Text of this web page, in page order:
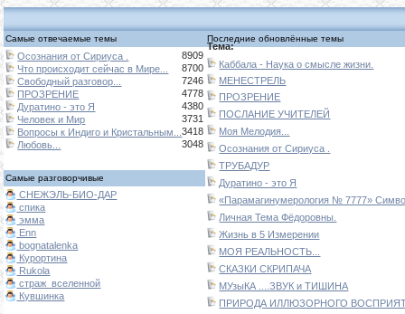
Самые отвечаемые темы Последние обновлённые темы
Осознания от Сириуса .
8909
Что происходит сейчас в Мире...
8700
Свободный разговор...
7246
ПРОЗРЕНИЕ
4778
Дуратино - это Я
4380
Человек и Мир
3731
Вопросы к Индиго и Кристальным...3418
Любовь...
3048
Тема:
Каббала - Наука о смысле жизни.
МЕНЕСТРЕЛЬ
ПРОЗРЕНИЕ
ПОСЛАНИЕ УЧИТЕЛЕЙ
Моя Мелодия...
Осознания от Сириуса .
ТРУБАДУР
Дуратино - это Я
«Парамагинумерология № 7777»
Личная Тема Фёдоровны.
Жизнь в 5 Измерении
МОЯ РЕАЛЬНОСТЬ...
СКАЗКИ СКРИПАЧА
МУзыКА ....ЗВУК и ТИШИНА
ПРИРОДА ИЛЛЮЗОРНОГО
Самые разговорчивые
СНЕЖЭЛЬ-БИО-ДАР
спика
эмма
Enn
bognatalenka
Курортина
Rukola
страж_вселенной
Кувшинка